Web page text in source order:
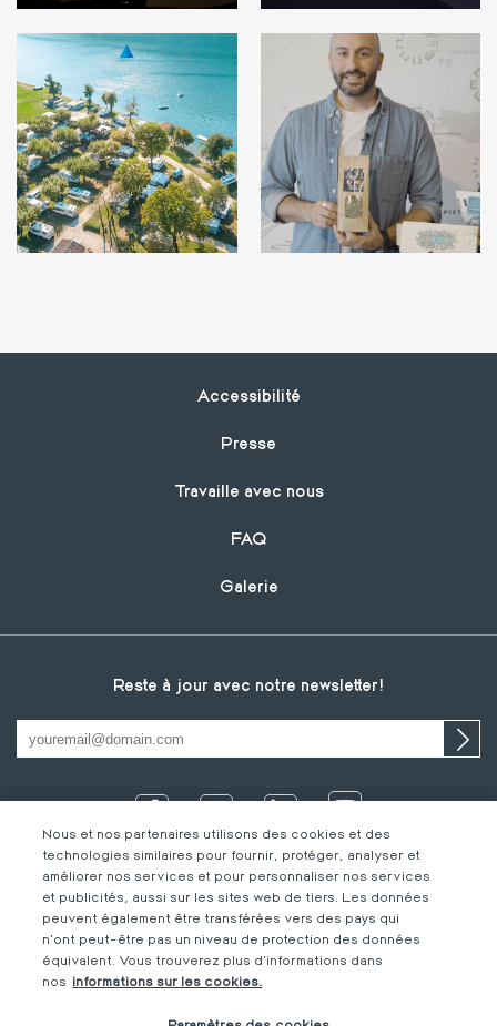
Footer
Accessibilité
Presse
Travaille avec nous
FAQ
Galerie
Reste à jour avec notre newsletter!
Footer
Mentions légales
IT
FR
Nous et nos partenaires utilisons des cookies et des
technologies similaires pour fournir, protéger, analyser et
améliorer nos services et pour personnaliser nos services
et publicités, aussi sur les sites web de tiers. Les données
peuvent également être transférées vers des pays qui
n'ont peut-être pas un niveau de protection des données
équivalent. Vous trouverez plus d'informations dans
nos informations sur les cookies.